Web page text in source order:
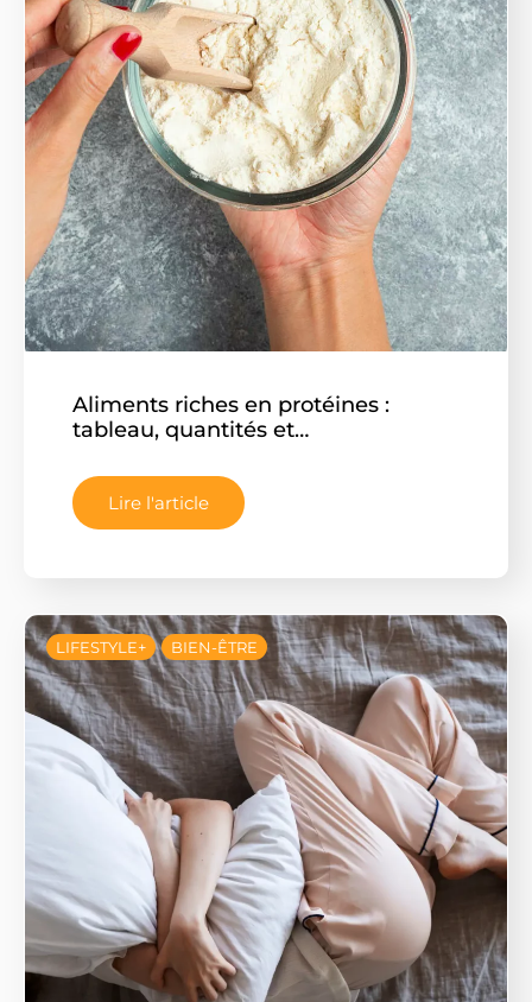
Aliments riches en protéines :
tableau, quantités et…
Lire l'article
LIFESTYLE+ BIEN-ÊTRE